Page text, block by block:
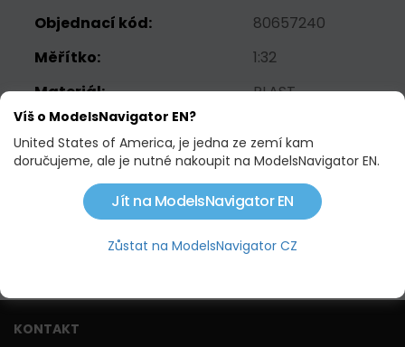
Objednací kód:
80657240
Měřítko:
1:32
Materiál:
PLAST
Váha:
840,52 Kč
Není skladem
Hlídací pes
KONTAKT
Víš o ModelsNavigator EN?
United States of America, je jedna ze zemí kam
doručujeme, ale je nutné nakoupit na ModelsNavigator EN.
Jít na ModelsNavigator EN
Zůstat na ModelsNavigator CZ